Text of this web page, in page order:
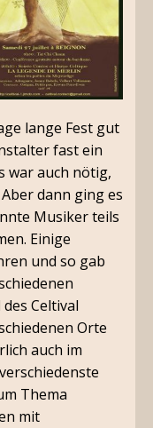
lange Fest gut
fast ein
war auch nötig,
dann ging es
Musiker teils
Einige
und so gab
Celtival
Orte
auch im
Thema
mit